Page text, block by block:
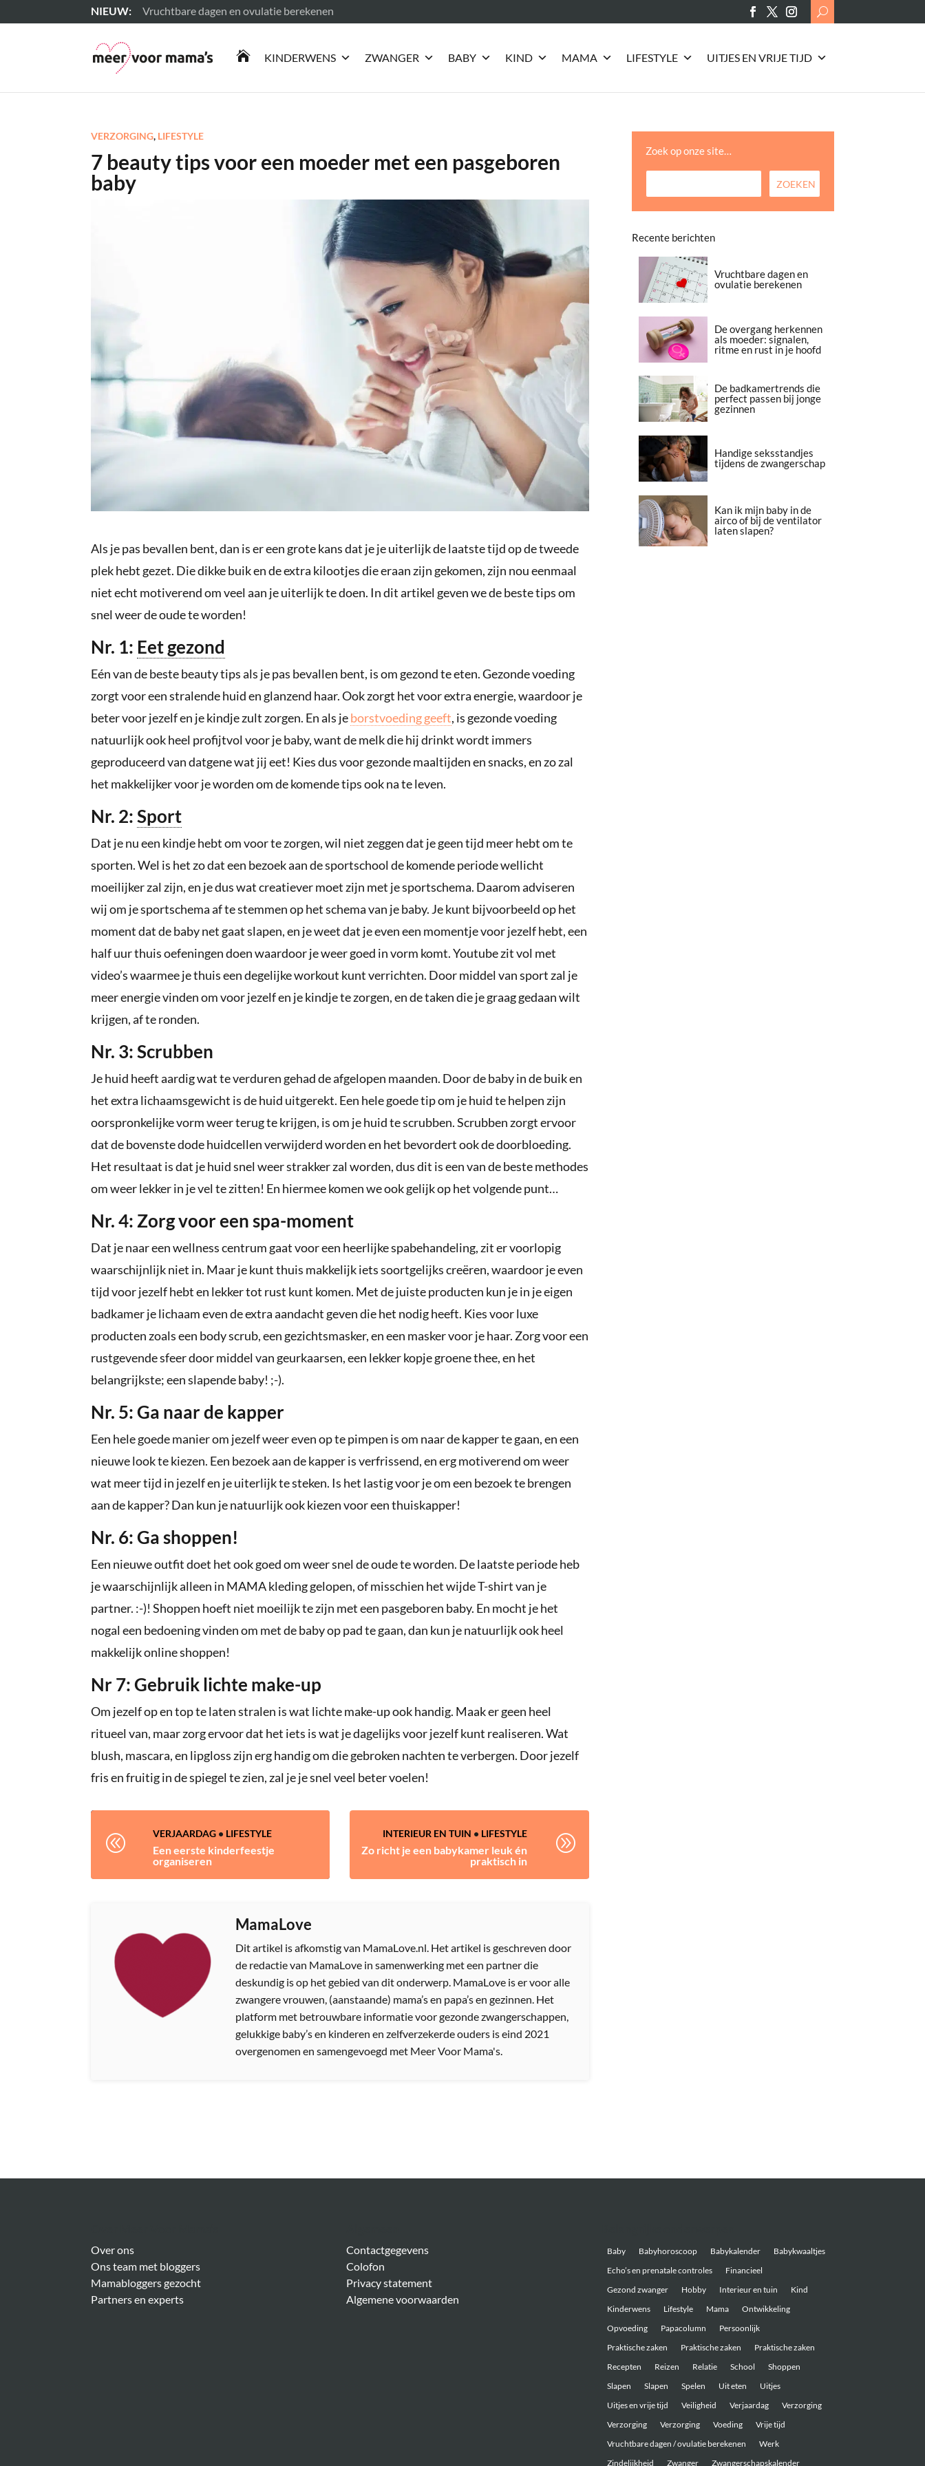
Vruchtbare dagen en ovulatie berekenen
Lees meer
Search
for:
 KINDERWENS ZWANGER BABY KIND MAMA LIFESTYLE UITJES EN VRIJE TIJD
VERZORGING, LIFESTYLE
7 beauty tips voor een moeder met een pasgeboren
baby
Als je pas bevallen bent, dan is er een grote kans dat je je uiterlijk de laatste tijd op de tweede
plek hebt gezet. Die dikke buik en de extra kilootjes die eraan zijn gekomen, zijn nou eenmaal
niet echt motiverend om veel aan je uiterlijk te doen. In dit artikel geven we de beste tips om
snel weer de oude te worden!
Nr. 1: Eet gezond
Eén van de beste beauty tips als je pas bevallen bent, is om gezond te eten. Gezonde voeding
zorgt voor een stralende huid en glanzend haar. Ook zorgt het voor extra energie, waardoor je
beter voor jezelf en je kindje zult zorgen. En als jeborstvoeding geeft, is gezonde voeding
natuurlijk ook heel profijtvol voor je baby, want de melk die hij drinkt wordt immers
geproduceerd van datgene wat jij eet! Kies dus voor gezonde maaltijden en snacks, en zo zal
het makkelijker voor je worden om de komende tips ook na te leven.
Nr. 2:Sport
Dat je nu een kindje hebt om voor te zorgen, wil niet zeggen dat je geen tijd meer hebt om te
sporten. Wel is het zo dat een bezoek aan de sportschool de komende periode wellicht
moeilijker zal zijn, en je dus wat creatiever moet zijn met je sportschema. Daarom adviseren
wij om je sportschema af te stemmen op het schema van je baby. Je kunt bijvoorbeeld op het
moment dat de baby net gaat slapen, en je weet dat je even een momentje voor jezelf hebt, een
half uur thuis oefeningen doen waardoor je weer goed in vorm komt. Youtube zit vol met
video’s waarmee je thuis een degelijke workout kunt verrichten. Door middel van sport zal je
meer energie vinden om voor jezelf en je kindje te zorgen, en de taken die je graag gedaan wilt
krijgen, af te ronden.
Nr. 3: Scrubben
Je huid heeft aardig wat te verduren gehad de afgelopen maanden. Door de baby in de buik en
het extra lichaamsgewicht is de huid uitgerekt. Een hele goede tip om je huid te helpen zijn
oorspronkelijke vorm weer terug te krijgen, is om je huid te scrubben. Scrubben zorgt ervoor
dat de bovenste dode huidcellen verwijderd worden en het bevordert ook de doorbloeding.
Het resultaat is dat je huid snel weer strakker zal worden, dus dit is een van de beste methodes
om weer lekker in je vel te zitten! En hiermee komen we ook gelijk op het volgende punt…
Nr. 4: Zorg voor een spa-moment
Dat je naar een wellness centrum gaat voor een heerlijke spabehandeling, zit er voorlopig
waarschijnlijk niet in. Maar je kunt thuis makkelijk iets soortgelijks creëren, waardoor je even
tijd voor jezelf hebt en lekker tot rust kunt komen. Met de juiste producten kun je in je eigen
badkamer je lichaam even de extra aandacht geven die het nodig heeft. Kies voor luxe
producten zoals een body scrub, een gezichtsmasker, en een masker voor je haar. Zorg voor een
rustgevende sfeer door middel van geurkaarsen, een lekker kopje groene thee, en het
belangrijkste; een slapende baby! ;-).
Nr. 5: Ga naar de kapper
Een hele goede manier om jezelf weer even op te pimpen is om naar de kapper te gaan, en een
nieuwe look te kiezen. Een bezoek aan de kapper is verfrissend, en erg motiverend om weer
wat meer tijd in jezelf en je uiterlijk te steken. Is het lastig voor je om een bezoek te brengen
aan de kapper? Dan kun je natuurlijk ook kiezen voor een thuiskapper!
Nr. 6: Ga shoppen!
Een nieuwe outfit doet het ook goed om weer snel de oude te worden. De laatste periode heb
je waarschijnlijk alleen in MAMA kleding gelopen, of misschien het wijde T-shirt van je
partner. :-)! Shoppen hoeft niet moeilijk te zijn met een pasgeboren baby. En mocht je het
nogal een bedoening vinden om met de baby op pad te gaan, dan kun je natuurlijk ook heel
makkelijk online shoppen!
Nr 7: Gebruik lichte make-up
Om jezelf op en top te laten stralen is wat lichte make-up ook handig. Maak er geen heel
ritueel van, maar zorg ervoor dat het iets is wat je dagelijks voor jezelf kunt realiseren. Wat
blush, mascara, en lipgloss zijn erg handig om die gebroken nachten te verbergen. Door jezelf
fris en fruitig in de spiegel te zien, zal je je snel veel beter voelen!
@ VERJAARDAG • LIFESTYLE
Een eerste kinderfeestje
organiseren
INTERIEUR EN TUIN • LIFESTYLE
Zo richt je een babykamer leuk én
praktisch in
A
MamaLove
Dit artikel is afkomstig van MamaLove.nl. Het artikel is geschreven door
de redactie van MamaLove in samenwerking met een partner die
deskundig is op het gebied van dit onderwerp. MamaLove is er voor alle
zwangere vrouwen, (aanstaande) mama’s en papa’s en gezinnen. Het
platform met betrouwbare informatie voor gezonde zwangerschappen,
gelukkige baby’s en kinderen en zelfverzekerde ouders is eind 2021
overgenomen en samengevoegd met Meer Voor Mama's.
Zoek op onze site…
Recente berichten
Vruchtbare dagen en
ovulatie berekenen
De overgang herkennen
als moeder: signalen,
ritme en rust in je hoofd
De badkamertrends die
perfect passen bij jonge
gezinnen
Handige seksstandjes
tijdens de zwangerschap
Kan ik mijn baby in de
airco of bij de ventilator
laten slapen?
Over ons
Ons team met bloggers
Mamabloggers gezocht
Partners en experts
Contactgegevens
Colofon
Privacy statement
Algemene voorwaarden
Baby Babyhoroscoop Babykalender
Babykwaaltjes
Echo’s en prenatale controles
Financieel
Gezond zwanger
Hobby Interieur en tuin
Kind
Kinderwens
Lifestyle Mama
Ontwikkeling
Opvoeding
Papacolumn
Persoonlijk
Praktische zaken
Praktische zaken
Praktische zaken
Recepten
Reizen Relatie School
Shoppen
Slapen
Slapen Spelen Uit eten
Uitjes
Uitjes en vrije tijd
Veiligheid Verjaardag
Verzorging
Verzorging
Verzorging Voeding
Vrije tijd
Vruchtbare dagen / ovulatie berekenen
Werk
Zindelijkheid
Zwanger Zwangerschapskalender